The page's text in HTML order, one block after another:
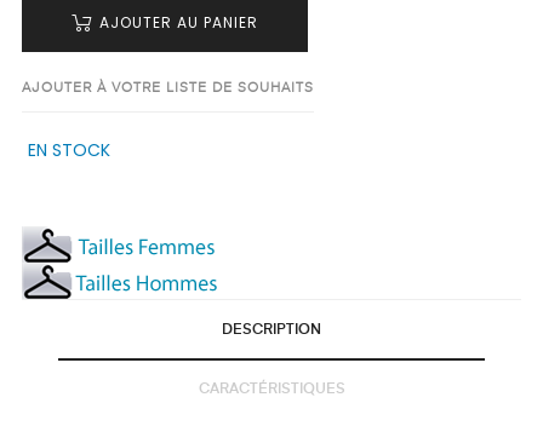
AJOUTER AU PANIER
AJOUTER À VOTRE LISTE DE SOUHAITS
EN STOCK
DESCRIPTION
CARACTÉRISTIQUES